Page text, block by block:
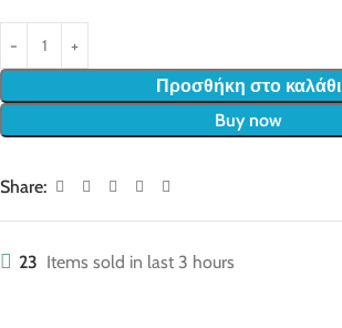
Προσθήκη στο καλάθι
Buy now
Share:
23 Items sold in last 3 hours